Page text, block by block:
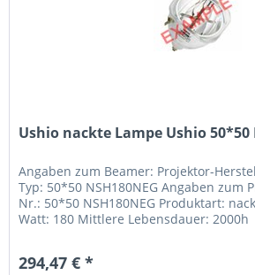
Ushio nackte Lampe Ushio 50*50
Angaben zum Beamer: Projektor-
Typ: 50*50 NSH180NEG Angaben zum
Nr.: 50*50 NSH180NEG Produktart:
Watt: 180 Mittlere Lebensdauer: 2000h
294,47 € *